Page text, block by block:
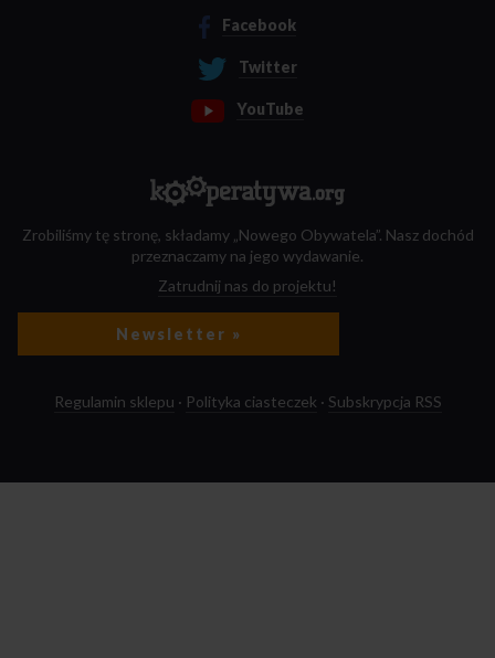
Facebook
Twitter
YouTube
Zrobiliśmy tę stronę, składamy „Nowego Obywatela”. Nasz dochód
przeznaczamy na jego wydawanie.
Zatrudnij nas do projektu!
Newsletter »
Regulamin sklepu · Polityka ciasteczek · Subskrypcja RSS